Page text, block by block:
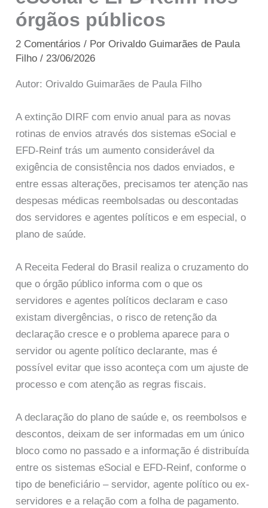
órgãos públicos
2 Comentários / PorOrivaldo Guimarães de Paula
Filho/ 23/06/2026
Autor: Orivaldo Guimarães de Paula Filho
A extinção DIRF com envio anual para as novas
rotinas de envios através dos sistemas eSocial e
EFD-Reinf trás um aumento considerável da
exigência de consistência nos dados enviados, e
entre essas alterações, precisamos ter atenção nas
despesas médicas reembolsadas ou descontadas
dos servidores e agentes políticos e em especial, o
plano de saúde.
A Receita Federal do Brasil realiza o cruzamento do
que o órgão público informa com o que os
servidores e agentes políticos declaram e caso
existam divergências, o risco de retenção da
declaração cresce e o problema aparece para o
servidor ou agente político declarante, mas é
possível evitar que isso aconteça com um ajuste de
processo e com atenção as regras fiscais.
A declaração do plano de saúde e, os reembolsos e
descontos, deixam de ser informadas em um único
bloco como no passado e a informação é distribuída
entre os sistemas eSocial e EFD-Reinf, conforme o
tipo de beneficiário – servidor, agente político ou ex-
servidores e a relação com a folha de pagamento.